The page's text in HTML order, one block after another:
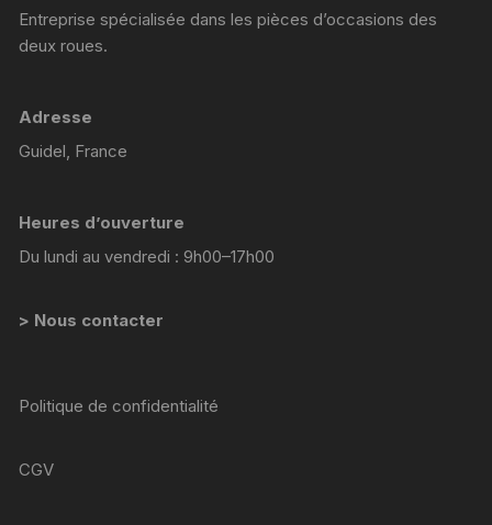
Entreprise spécialisée dans les pièces d’occasions des
deux roues.
Adresse
Guidel, France
Heures d’ouverture
Du lundi au vendredi : 9h00–17h00
> Nous contacter
Politique de confidentialité
CGV